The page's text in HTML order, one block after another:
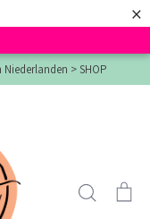
×
> SHOP
Suchen